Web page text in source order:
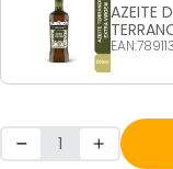
AZEITE